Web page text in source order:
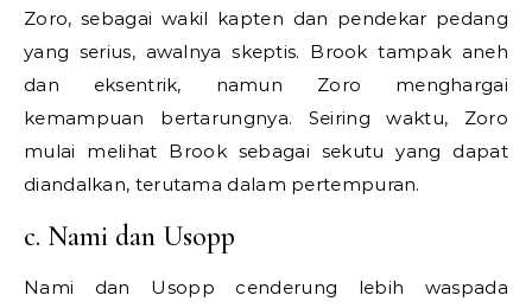
Zoro, sebagai wakil kapten dan pendekar pedang
yang serius, awalnya skeptis. Brook tampak aneh
dan eksentrik, namun Zoro menghargai
kemampuan bertarungnya. Seiring waktu, Zoro
mulai melihat Brook sebagai sekutu yang dapat
diandalkan, terutama dalam pertempuran.
c. Nami dan Usopp
Nami dan Usopp cenderung lebih waspada